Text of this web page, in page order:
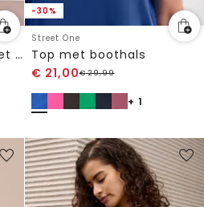
2-in-1 top van mesh met boothals
-30%
Street One
Top met boothals
€ 21,00€29,99
+ 1